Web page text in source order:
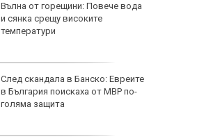
Вълна от горещини: Повече вода
и сянка срещу високите
температури
След скандала в Банско: Евреите
в България поискаха от МВР по-
голяма защита